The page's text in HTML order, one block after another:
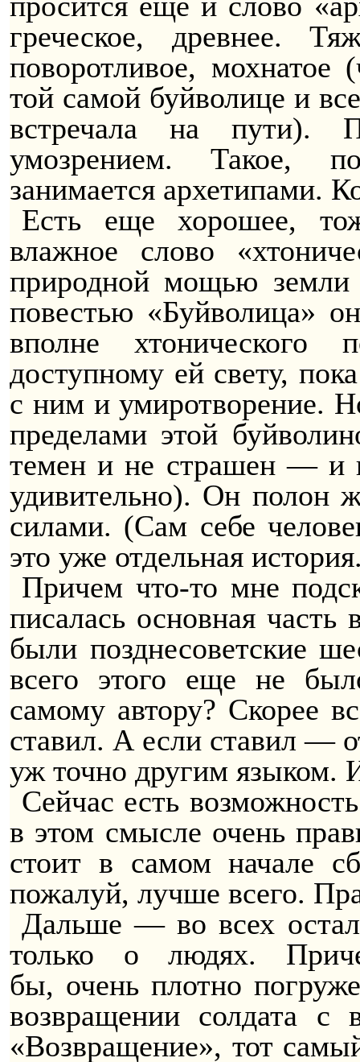
греческое, древнее.
поворотливое, мохнатое
той самой буйволице и
встречала на пути).
умозрением. Такое,
занимается архетипами.
Есть еще хорошее,
влажное слово «
природной мощью земли
повестью «Буйволица»
вполне хтонического
доступному ей свету,
с ним и умиротворение.
пределами этой
темен и не страшен — и
удивительно). Он полон
силами. (Сам себе
это уже отдельная
Причем что-то мне
писалась основная
были позднесоветские
всего этого еще не
самому автору? Скорее
ставил. А если ставил —
уж точно другим языком.
Сейчас есть
в этом смысле очень
стоит в самом начале
пожалуй, лучше всего.
Дальше — во всех
только о людях.
бы, очень плотно
возвращении солдата
«Возвращение», тот